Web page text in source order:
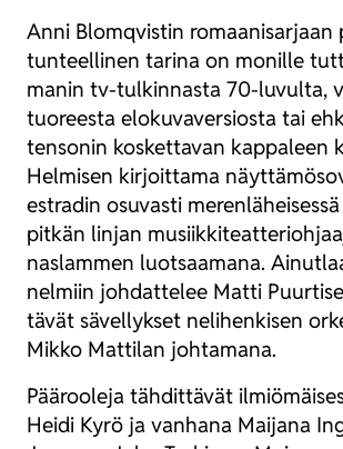
Anni Blom­qvis­tin romaa­ni­sar­jaan
tun­teel­li­nen tari­na on monil­le
ma­nin tv-tul­kin­nas­ta 70-luvul­ta,
tuo­rees­ta elo­ku­va­ver­sios­ta tai
ten­so­nin kos­ket­ta­van kap­pa­leen
Hel­mi­sen kir­joit­ta­ma
estra­din osu­vas­ti
pit­kän lin­jan
nas­lam­men luot­saa­ma­na.
nel­miin joh­dat­te­lee Mat­ti
tä­vät sävel­lyk­set neli­hen­ki­sen
Mik­ko Mat­ti­lan joh­ta­ma­na.
Pää­roo­le­ja täh­dit­tä­vät
Hei­di Kyrö ja van­ha­na Mai­ja­na